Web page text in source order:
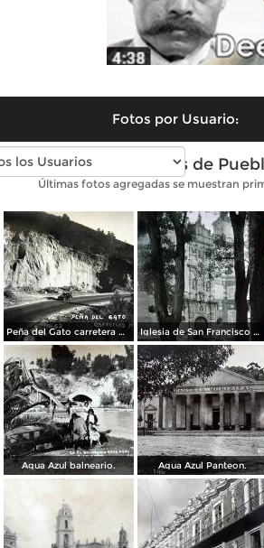
Fotos por Usuario:
Fotos antiguas de
Últimas fotos agregadas se muestran
Peña del Gato carretera Mexico-Puebla Iglesia de San Francisco por el Fotógrafo Hugo Brehme.
Agua Azul balneario. Agua Azul Panteon.